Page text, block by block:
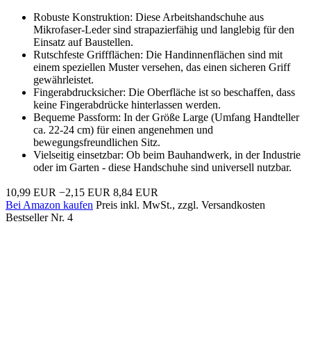
Robuste Konstruktion: Diese Arbeitshandschuhe aus
Mikrofaser-Leder sind strapazierfähig und langlebig für den
Einsatz auf Baustellen.
Rutschfeste Griffflächen: Die Handinnenflächen sind mit
einem speziellen Muster versehen, das einen sicheren Griff
gewährleistet.
Fingerabdrucksicher: Die Oberfläche ist so beschaffen, dass
keine Fingerabdrücke hinterlassen werden.
Bequeme Passform: In der Größe Large (Umfang Handteller
ca. 22-24 cm) für einen angenehmen und
bewegungsfreundlichen Sitz.
Vielseitig einsetzbar: Ob beim Bauhandwerk, in der Industrie
oder im Garten - diese Handschuhe sind universell nutzbar.
10,99 EUR −2,15 EUR 8,84 EUR
Bei Amazon kaufen Preis inkl. MwSt., zzgl. Versandkosten
Bestseller Nr. 4